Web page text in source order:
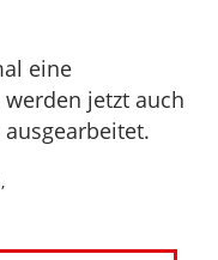
eine
jetzt auch